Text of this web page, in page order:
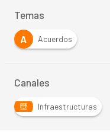
Temas
A
Acuerdos
Canales
Infraestructuras